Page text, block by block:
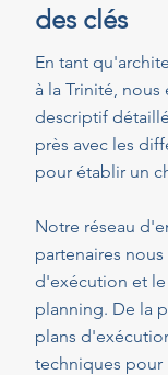
des clés
En tant
à la Trinité, nous
descriptif
près avec les
pour établir un
Notre réseau
partenaires
d'exécution et
planning. De la
plans
techniques pour